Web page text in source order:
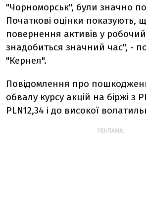
"Чорноморськ", були значно
Початкові оцінки показують,
повернення активів у
знадобиться значний час", -
"Кернел".
Повідомлення про
обвалу курсу акцій на біржі з
PLN12,34 і до високої
РЕКЛАМА: